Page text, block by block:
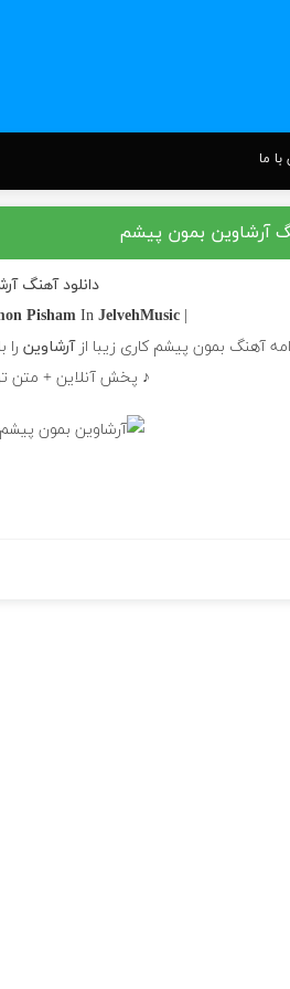
ما
آرشاوین بمون پیشم
دانلود آهنگ
| Download Song
PishamIn JelvehMusic |
آهنگ بمون پیشم کاری زیبا ازآرشاوینرا
♪ پخش آنلاین + متن